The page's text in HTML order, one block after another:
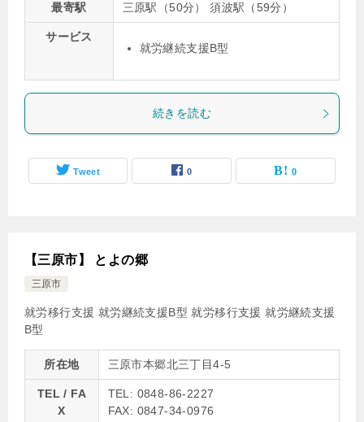
最寄駅 三原駅（50分） 須波駅（59分）
サービス
就労継続支援B型
続きを読む
Tweet 0 0
【三原市】 とよの郷
三原市
就労移行支援 就労継続支援B型就労移行支援就労継続支援
B型
所在地 三原市本郷北三丁目4-5
TEL / FA
X
TEL: 0848-86-2227
FAX: 0847-34-0976